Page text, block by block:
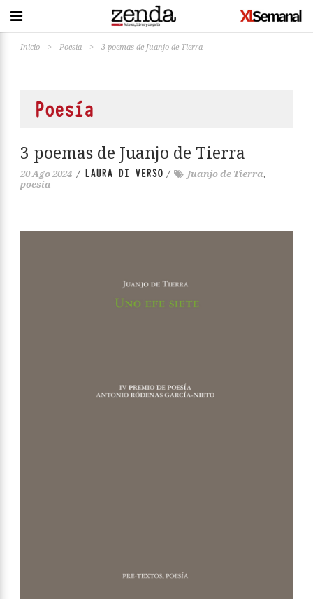
Inicio > Poesía > 3 poemas de Juanjo de Tierra
Poesía
3 poemas de Juanjo de Tierra
20 Ago 2024 / LAURA DI VERSO / Juanjo de Tierra,
poesía